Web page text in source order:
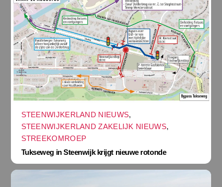
STEENWIJKERLAND NIEUWS,
STEENWIJKERLAND ZAKELIJK NIEUWS,
STREEKOMROEP
Tukseweg in Steenwijk krijgt nieuwe rotonde